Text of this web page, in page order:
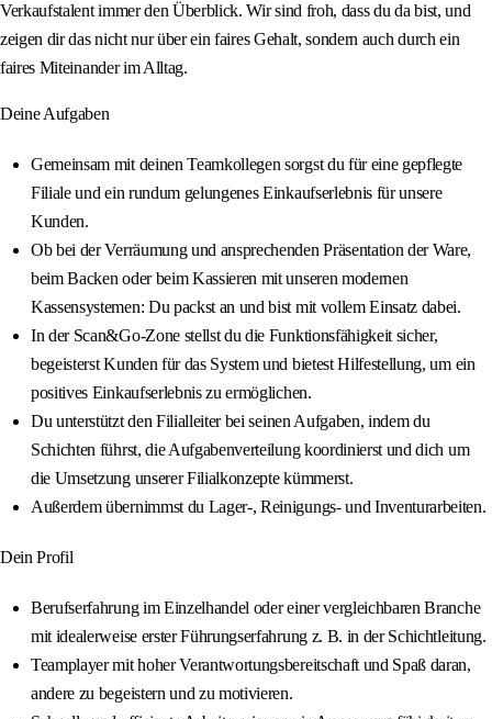
Verkaufstalent immer den Überblick. Wir sind froh, dass du da bist, und
zeigen dir das nicht nur über ein faires Gehalt, sondern auch durch ein
faires Miteinander im Alltag.
Deine Aufgaben
Gemeinsam mit deinen Teamkollegen sorgst du für eine gepflegte
Filiale und ein rundum gelungenes Einkaufserlebnis für unsere
Kunden.
Ob bei der Verräumung und ansprechenden Präsentation der Ware,
beim Backen oder beim Kassieren mit unseren modernen
Kassensystemen: Du packst an und bist mit vollem Einsatz dabei.
In der Scan&Go-Zone stellst du die Funktionsfähigkeit sicher,
begeisterst Kunden für das System und bietest Hilfestellung, um ein
positives Einkaufserlebnis zu ermöglichen.
Du unterstützt den Filialleiter bei seinen Aufgaben, indem du
Schichten führst, die Aufgabenverteilung koordinierst und dich um
die Umsetzung unserer Filialkonzepte kümmerst.
Außerdem übernimmst du Lager-, Reinigungs- und Inventurarbeiten.
Dein Profil
Berufserfahrung im Einzelhandel oder einer vergleichbaren Branche
mit idealerweise erster Führungserfahrung z. B. in der Schichtleitung.
Teamplayer mit hoher Verantwortungsbereitschaft und Spaß daran,
andere zu begeistern und zu motivieren.